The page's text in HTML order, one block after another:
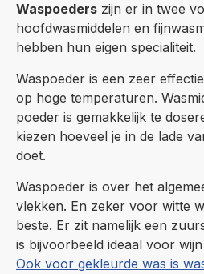
Waspoeders zijn er in twee
hoofdwasmiddelen en
hebben hun eigen specialiteit.
Waspoeder is een zeer
op hoge temperaturen.
poeder is gemakkelijk te
kiezen hoeveel je in de lade
doet.
Waspoeder is over het
vlekken. En zeker voor witte
beste. Er zit namelijk een
is bijvoorbeeld ideaal voor
Ook voor gekleurde was is